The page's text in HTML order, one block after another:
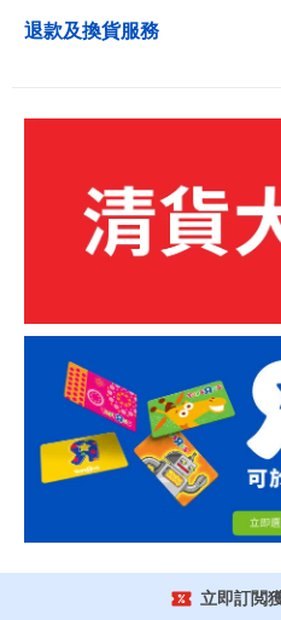
退款及換貨服務
立即訂閲